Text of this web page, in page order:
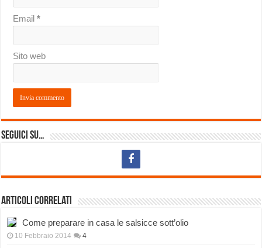
Email*
Sito web
Seguici su…
Articoli correlati
Come preparare in casa le salsicce sott’olio
10 Febbraio 2014 4